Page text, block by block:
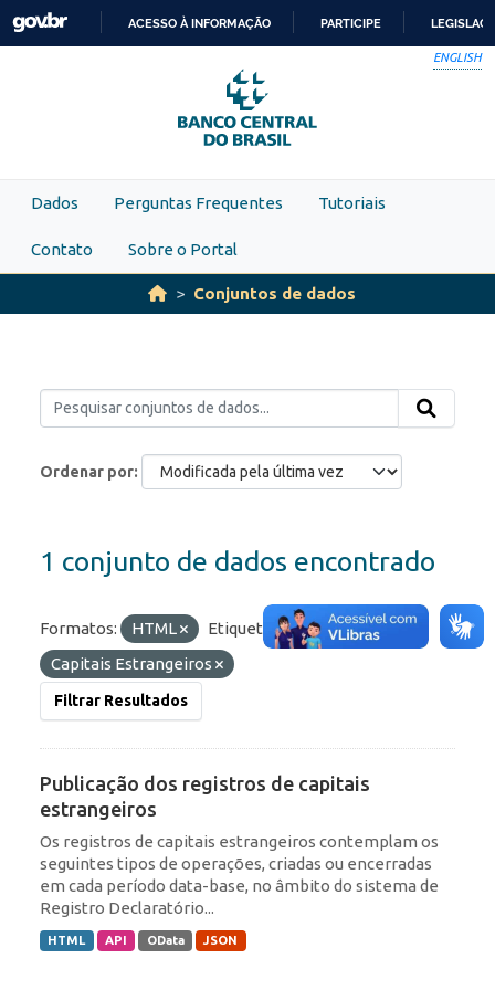
Skip to main content
PARA
O
CONTEÚDO
ACESSO À INFORMAÇÃO PARTICIPE
ENGLISH
Dados Perguntas Frequentes Tutoriais
Contato Sobre o Portal
Conjuntos de dados
Ordenar por
1 conjunto de dados encontrado
Formatos: HTML Etiquetas:
IED
Capitais Estrangeiros
Filtrar Resultados
Publicação dos registros de capitais
estrangeiros
Os registros de capitais estrangeiros contemplam os
seguintes tipos de operações, criadas ou encerradas
em cada período data-base, no âmbito do sistema de
Registro Declaratório...
HTML API OData JSON